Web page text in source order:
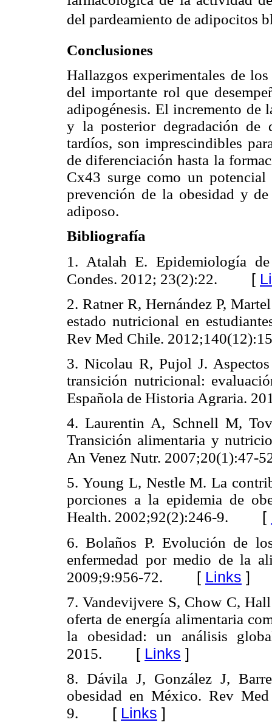
del pardeamiento de adipocitos
Conclusiones
Hallazgos experimentales de
del importante rol que
adipogénesis. El incremento de
y la posterior degradación de
tardíos, son imprescindibles
de diferenciación hasta la
Cx43 surge como un
prevención de la obesidad y
adiposo.
Bibliografía
1. Atalah E. Epidemiología
Condes. 2012; 23(2):22. [
2. Ratner R, Hernández P,
estado nutricional en
Rev Med Chile.
3. Nicolau R, Pujol J.
transición nutricional:
Española de Historia Agraria.
4. Laurentin A, Schnell M,
Transición alimentaria y
An Venez Nutr. 2007;20(1):47-
5. Young L, Nestle M. La
porciones a la epidemia de
Health. 2002;92(2):246-9. [
6. Bolaños P. Evolución de
enfermedad por medio de la
2009;9:956-72. [ Links ]
7. Vandevijvere S, Chow C,
oferta de energía alimentaria
la obesidad: un análisis
2015. [ Links ]
8. Dávila J, González J,
obesidad en México. Rev
9. [ Links ]